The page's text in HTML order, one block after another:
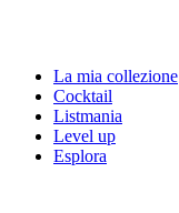
La mia collezione
Cocktail
Listmania
Level up
Esplora